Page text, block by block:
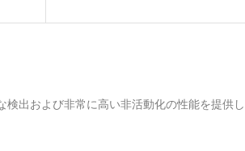
検出および非常に高い非活動化の性能を提供し